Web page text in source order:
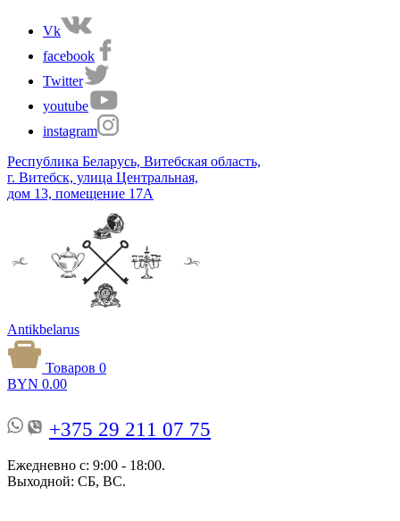
Vk
facebook
Twitter
youtube
instagram
Республика Беларусь, Витебская область,
г. Витебск, улица Центральная,
дом 13, помещение 17А
Antikbelarus
Товаров 0
BYN 0.00
+375 29 211 07 75
Ежедневно с: 9:00 - 18:00.
Выходной: СБ, ВС.